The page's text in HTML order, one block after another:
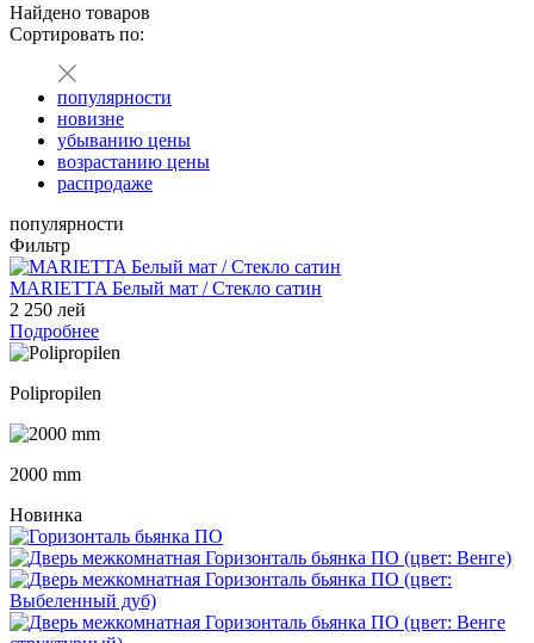
Найдено товаров
Сортировать по:
популярности
новизне
убыванию цены
возрастанию цены
распродаже
популярности
Фильтр
MARIETTA Белый мат / Стекло сатин
2 250 лей
Подробнее
Polipropilen
2000 mm
Новинка